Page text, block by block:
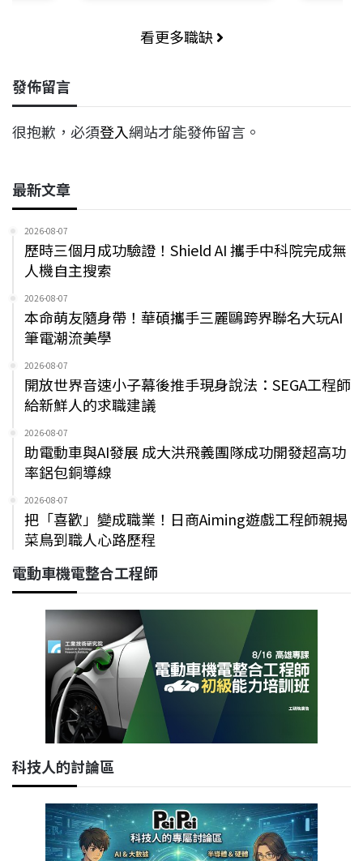
看更多職缺
發佈留言
很抱歉，必須登入網站才能發佈留言。
最新文章
2026-08-07
歷時三個月成功驗證！Shield AI 攜手中科院完成無
人機自主搜索
2026-08-07
本命萌友隨身帶！華碩攜手三麗鷗跨界聯名大玩AI
筆電潮流美學
2026-08-07
開放世界音速小子幕後推手現身說法：SEGA工程師
給新鮮人的求職建議
2026-08-07
助電動車與AI發展 成大洪飛義團隊成功開發超高功
率鋁包銅導線
2026-08-07
把「喜歡」變成職業！日商Aiming遊戲工程師親揭
菜鳥到職人心路歷程
電動車機電整合工程師
科技人的討論區